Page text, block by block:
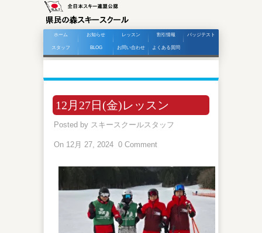
ホーム お知らせ レッスン 割引情報 バッジテスト
スタッフ BLOG お問い合わせ よくある質問
12月27日(金)レッスン
Posted by スキースクールスタッフ
On 12月 27, 2024 0 Comment